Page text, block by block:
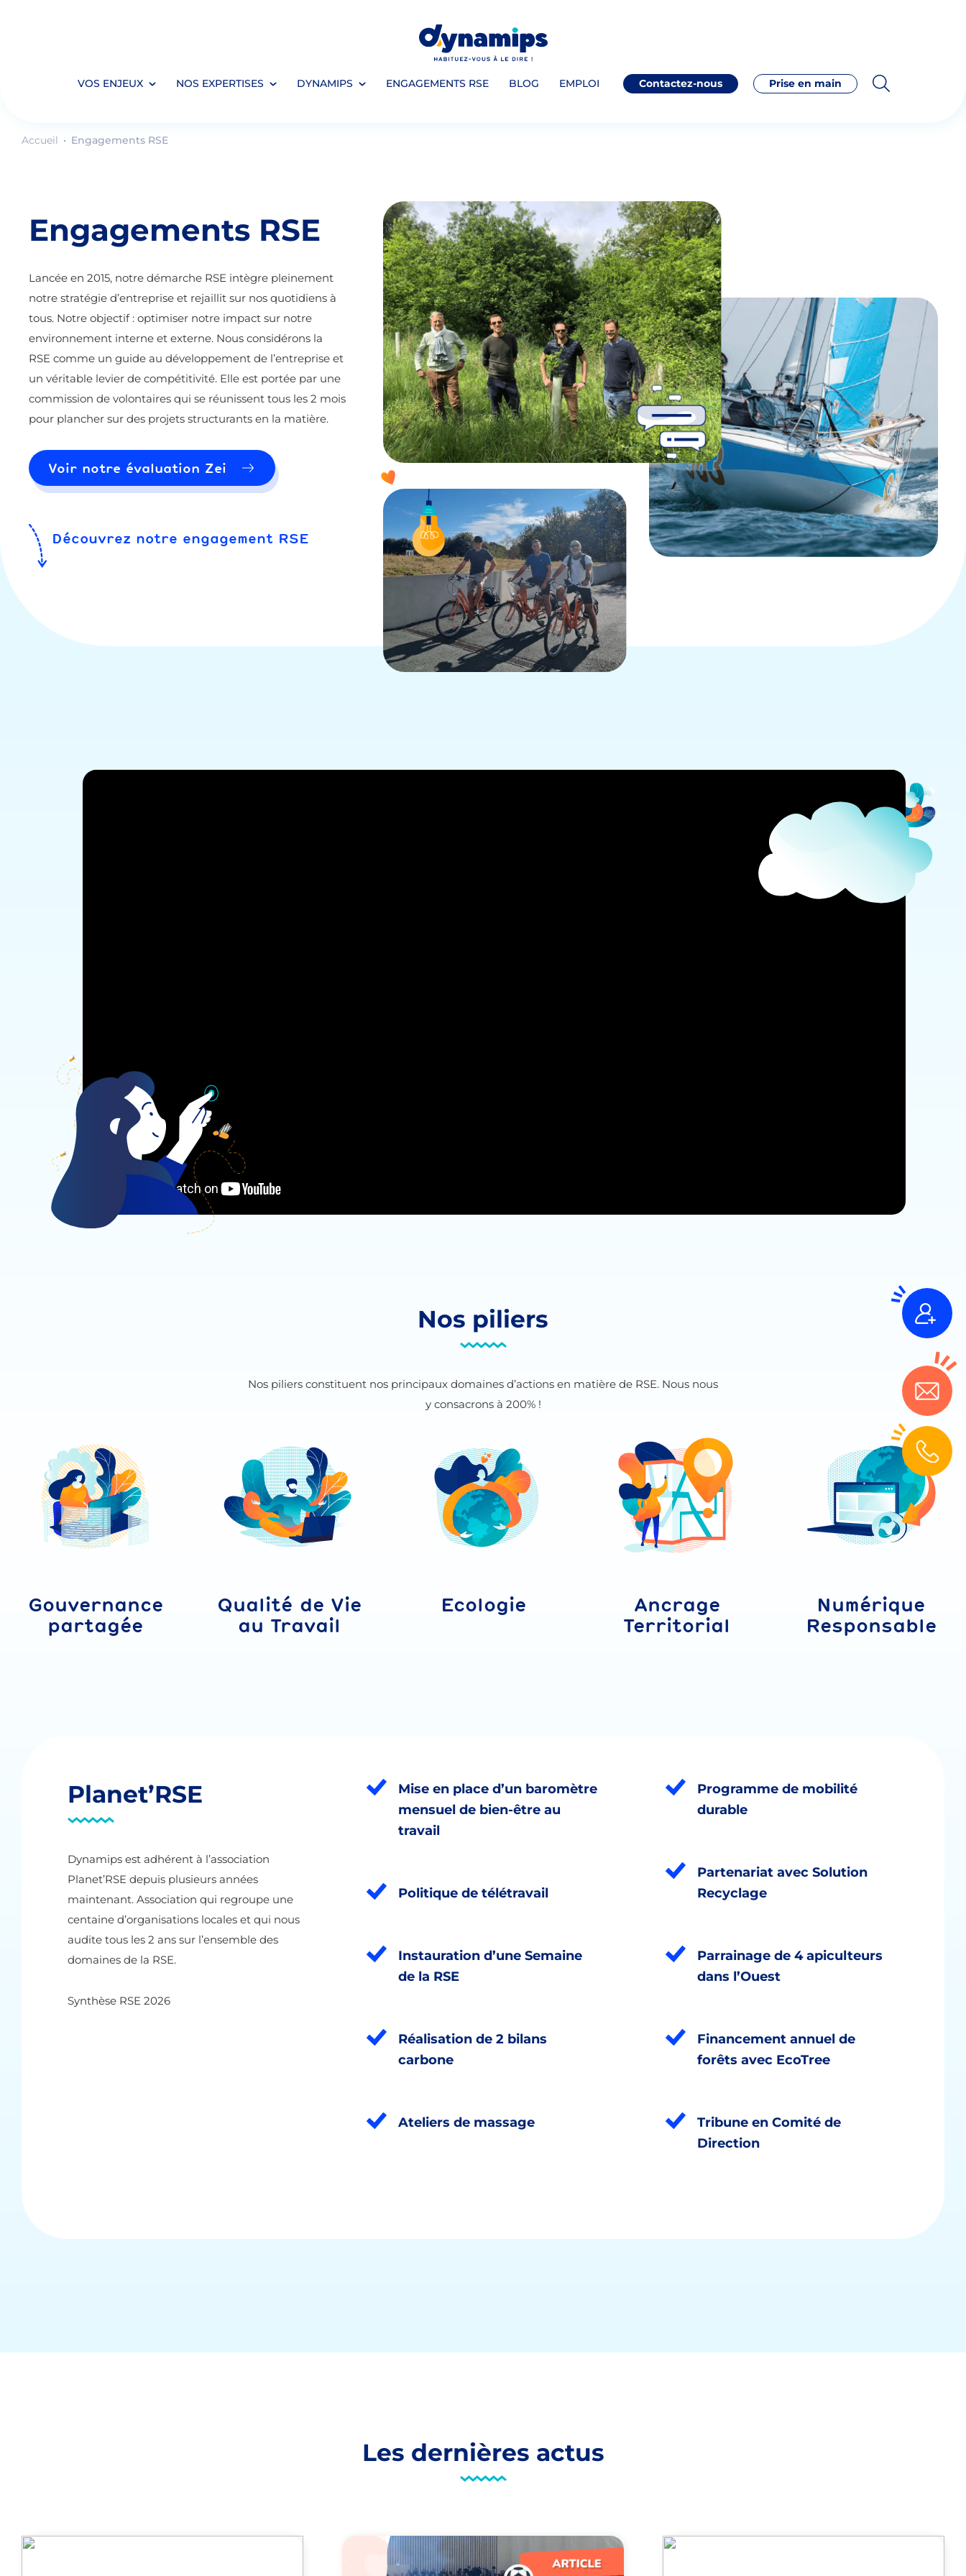
VOS ENJEUX NOS EXPERTISES DYNAMIPS ENGAGEMENTS RSE BLOG EMPLOI Contactez-nous Prise en main
Accueil Engagements RSE
Engagements RSE
Lancée en 2015, notre démarche RSE intègre pleinement
notre stratégie d’entreprise et rejaillit sur nos quotidiens à
tous. Notre objectif : optimiser notre impact sur notre
environnement interne et externe. Nous considérons la
RSE comme un guide au développement de l’entreprise et
un véritable levier de compétitivité. Elle est portée par une
commission de volontaires qui se réunissent tous les 2 mois
pour plancher sur des projets structurants en la matière.
Voir notre évaluation Zei
Découvrez notre engagement RSE
Nos piliers
Nos piliers constituent nos principaux domaines d’actions en matière de RSE. Nous nous
y consacrons à 200% !
Gouvernance
partagée
Qualité de Vie
au Travail
Ecologie
Ancrage
Territorial
Numérique
Responsable
Planet’RSE
Dynamips est adhérent à l’association
Planet’RSE depuis plusieurs années
maintenant. Association qui regroupe une
centaine d’organisations locales et qui nous
audite tous les 2 ans sur l’ensemble des
domaines de la RSE.
Synthèse RSE 2026
Mise en place d’un baromètre
mensuel de bien-être au
travail
Politique de télétravail
Instauration d’une Semaine
de la RSE
Réalisation de 2 bilans
carbone
Ateliers de massage
Programme de mobilité
durable
Partenariat avec Solution
Recyclage
Parrainage de 4 apiculteurs
dans l’Ouest
Financement annuel de
forêts avec EcoTree
Tribune en Comité de
Direction
Les dernières actus